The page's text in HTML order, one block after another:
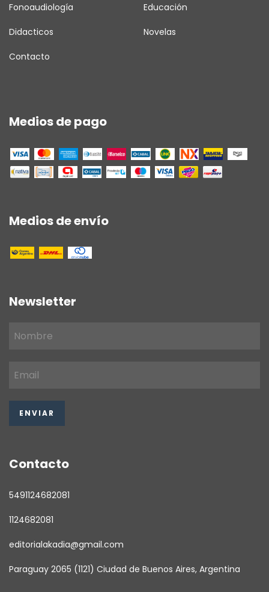
Fonoaudiología Educación
Didacticos Novelas
Contacto
Medios de pago
Medios de envío
Newsletter
Contacto
5491124682081
1124682081
editorialakadia@gmail.com
Paraguay 2065 (1121) Ciudad de Buenos Aires, Argentina